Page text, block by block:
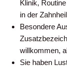
Klinik,
in der
Besondere
willkommen,
Sie haben